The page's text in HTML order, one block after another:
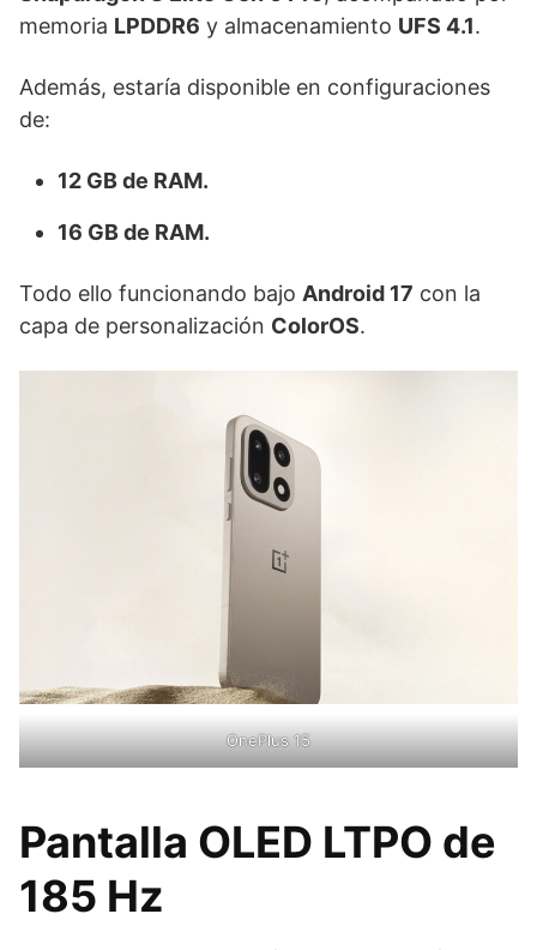
memoria LPDDR6 y almacenamiento UFS 4.1.
Además, estaría disponible en configuraciones
de:
12 GB de RAM.
16 GB de RAM.
Todo ello funcionando bajo Android 17 con la
capa de personalización ColorOS.
OnePlus 15
Pantalla OLED LTPO de
185 Hz